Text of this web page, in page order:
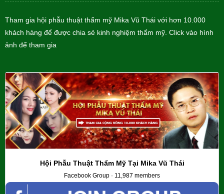
Tham gia hội phẫu thuật thẩm mỹ Mika Vũ Thái với hơn 10.000
khách hàng để được chia sẻ kinh nghiệm thẩm mỹ. Click vào hình
ảnh để tham gia
Hội Phẫu Thuật Thẩm Mỹ Tại Mika Vũ Thái
Facebook Group · 11,987 members